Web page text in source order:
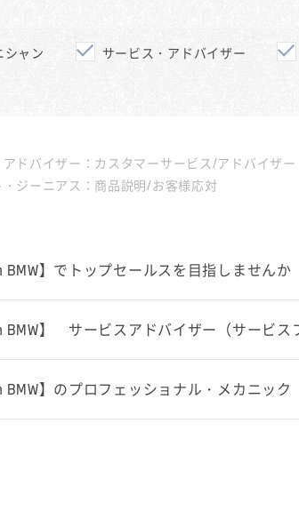
シャン サービス・アドバイザー
ドバイザー：カスタマーサービス/アドバイザー
・ジーニアス：商品説明/お客様応対
BMW】でトップセールスを目指しませんか
BMW】 サービスアドバイザー（サービ
BMW】のプロフェッショナル・メカニッ